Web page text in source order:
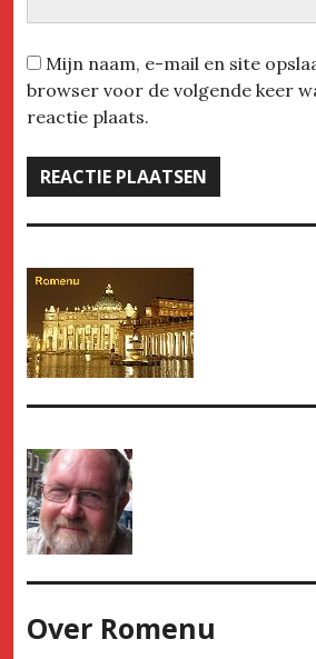
Mijn naam, e-mail en site
browser voor de volgende keer
reactie plaats.
Over Romenu